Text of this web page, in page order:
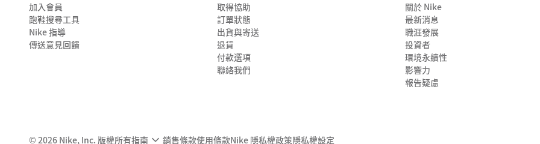
加入會員
跑鞋搜尋工具
Nike 指導
傳送意見回饋
取得協助
訂單狀態
出貨與寄送
退貨
付款選項
聯絡我們
關於 Nike
最新消息
職涯發展
投資者
環境永續性
影響力
報告疑慮
© 2026 Nike, Inc. 版權所有指南 銷售條款使用條款Nike 隱私權政策隱私權設定